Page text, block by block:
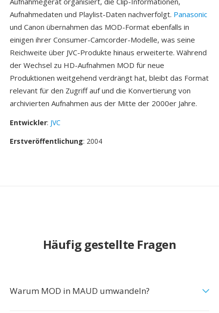
Aufnahmedaten und Playlist-Daten nachverfolgt. Panasonic
und Canon übernahmen das MOD-Format ebenfalls in
einigen ihrer Consumer-Camcorder-Modelle, was seine
Reichweite über JVC-Produkte hinaus erweiterte. Während
der Wechsel zu HD-Aufnahmen MOD für neue
Produktionen weitgehend verdrängt hat, bleibt das Format
relevant für den Zugriff auf und die Konvertierung von
archivierten Aufnahmen aus der Mitte der 2000er Jahre.
Entwickler: JVC
Erstveröffentlichung: 2004
Häufig gestellte Fragen
Warum MOD in MAUD umwandeln?